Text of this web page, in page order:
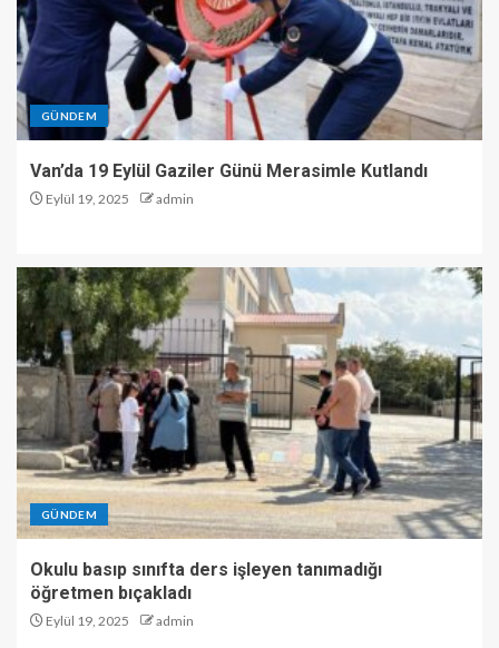
GÜNDEM
Van’da 19 Eylül Gaziler Günü Merasimle Kutlandı
Eylül 19, 2025 admin
GÜNDEM
Okulu basıp sınıfta ders işleyen tanımadığı
öğretmen bıçakladı
Eylül 19, 2025 admin